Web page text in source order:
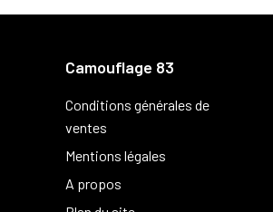
Camouflage 83
Conditions générales de
ventes
Mentions légales
A propos